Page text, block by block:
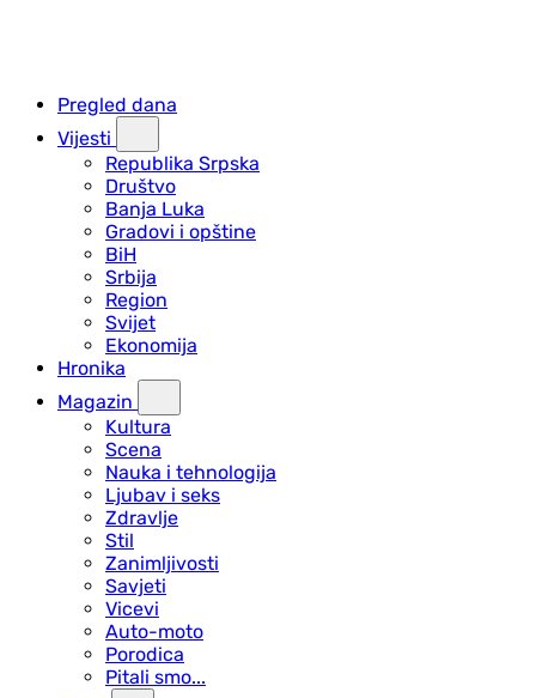
Pregled dana
Vijesti
Republika Srpska
Društvo
Banja Luka
Gradovi i opštine
BiH
Srbija
Region
Svijet
Ekonomija
Hronika
Magazin
Kultura
Scena
Nauka i tehnologija
Ljubav i seks
Zdravlje
Stil
Zanimljivosti
Savjeti
Vicevi
Auto-moto
Porodica
Pitali smo...